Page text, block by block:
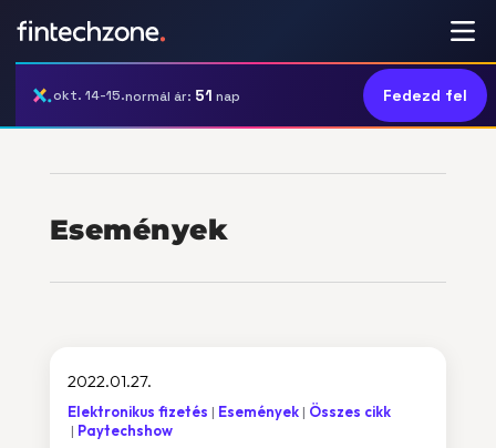
okt. 14-15.normál ár: 51 nap Fedezd fel
Események
2022.01.27.
Elektronikus fizetés Események
Összes cikk
Paytechshow